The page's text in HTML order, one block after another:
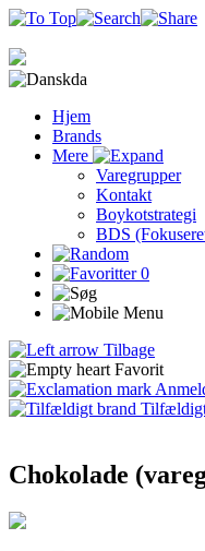
da
Hjem
Brands
Mere
Varegrupper
Kontakt
Boykotstrategi
BDS
0
Tilbage
Favorit
Chokolade